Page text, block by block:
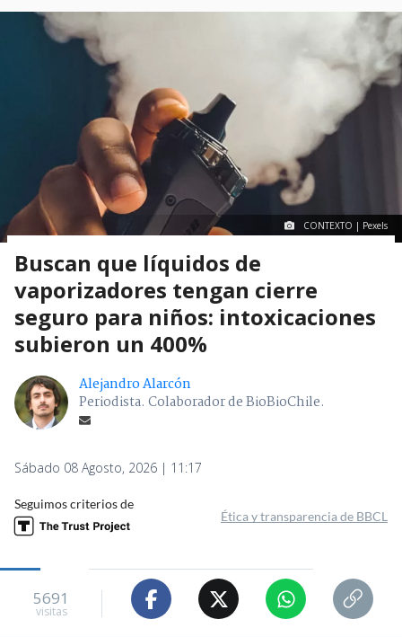
CONTEXTO | Pexels
Buscan que líquidos de
vaporizadores tengan cierre
seguro para niños: intoxicaciones
subieron un 400%
Alejandro Alarcón
Periodista. Colaborador de BioBioChile.
Sábado 08 Agosto, 2026 | 11:17
Seguimos criterios de
Ética y transparencia de BBCL
5691
visitas